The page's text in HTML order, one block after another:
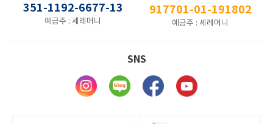
351-1192-6677-13
예금주 : 세레머니
917701-01-191802
예금주 : 세레머니
SNS